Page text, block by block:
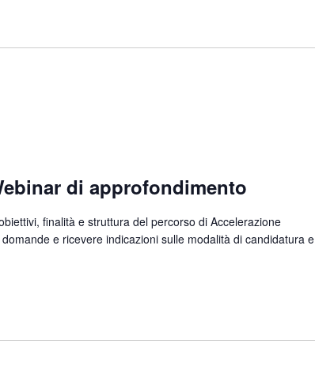
di approfondimento
finalità e struttura del percorso di Accelerazione
e ricevere indicazioni sulle modalità di candidatura e